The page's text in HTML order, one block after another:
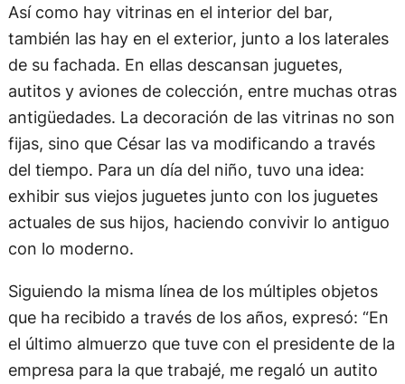
Así como hay vitrinas en el interior del bar,
también las hay en el exterior, junto a los laterales
de su fachada. En ellas descansan juguetes,
autitos y aviones de colección, entre muchas otras
antigüedades. La decoración de las vitrinas no son
fijas, sino que César las va modificando a través
del tiempo. Para un día del niño, tuvo una idea:
exhibir sus viejos juguetes junto con los juguetes
actuales de sus hijos, haciendo convivir lo antiguo
con lo moderno.
Siguiendo la misma línea de los múltiples objetos
que ha recibido a través de los años, expresó: “En
el último almuerzo que tuve con el presidente de la
empresa para la que trabajé, me regaló un autito